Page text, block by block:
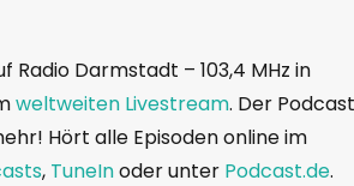
Radio Darmstadt – 103,4 MHz in
weltweiten Livestream. Der Podcast
Hört alle Episoden online im
, TuneInoder unter Podcast.de.